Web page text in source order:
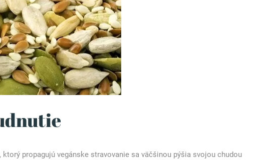
propagujú vegánske stravovanie sa väčšinou pýšia svojou chudou